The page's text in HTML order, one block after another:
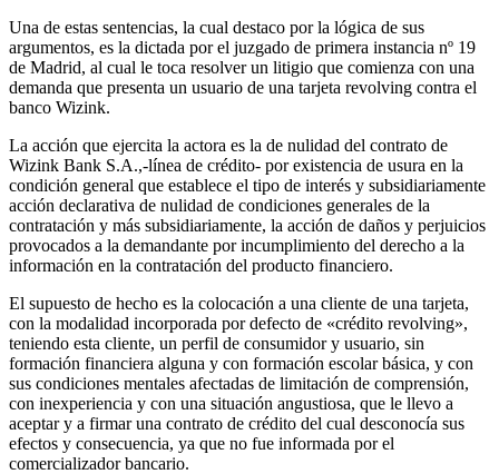
Una de estas sentencias, la cual destaco por la lógica de sus
argumentos, es la dictada por el juzgado de primera instancia nº 19
de Madrid, al cual le toca resolver un litigio que comienza con una
demanda que presenta un usuario de una tarjeta revolving contra el
banco Wizink.
La acción que ejercita la actora es la de nulidad del contrato de
Wizink Bank S.A.,-línea de crédito- por existencia de usura en la
condición general que establece el tipo de interés y subsidiariamente
acción declarativa de nulidad de condiciones generales de la
contratación y más subsidiariamente, la acción de daños y perjuicios
provocados a la demandante por incumplimiento del derecho a la
información en la contratación del producto financiero.
El supuesto de hecho es la colocación a una cliente de una tarjeta,
con la modalidad incorporada por defecto de «crédito revolving»,
teniendo esta cliente, un perfil de consumidor y usuario, sin
formación financiera alguna y con formación escolar básica, y con
sus condiciones mentales afectadas de limitación de comprensión,
con inexperiencia y con una situación angustiosa, que le llevo a
aceptar y a firmar una contrato de crédito del cual desconocía sus
efectos y consecuencia, ya que no fue informada por el
comercializador bancario.